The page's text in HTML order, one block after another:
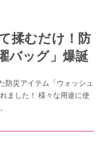
揉むだけ！防
バッグ」爆誕
防災アイテム「ウォッシュ
ました！ 様々な用途に使